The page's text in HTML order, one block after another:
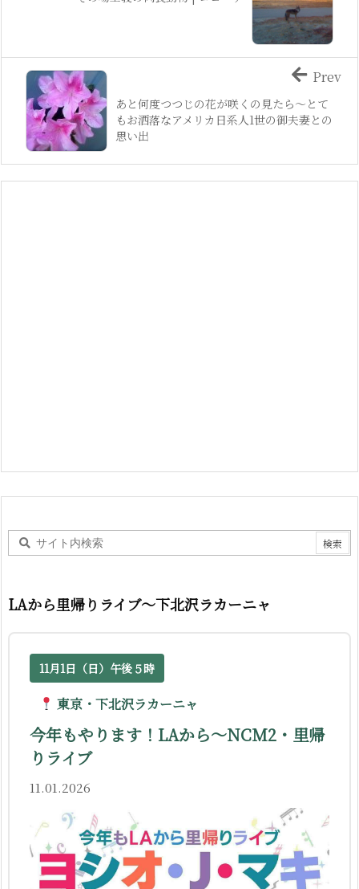
あと何度つつじの花が咲くの見たら〜とて
もお洒落なアメリカ日系人1世の御夫妻との
思い出
Prev
LAから里帰りライブ〜下北沢ラカーニャ
11月1日（日）午後５時
東京・下北沢ラカーニャ
今年もやります！LAから〜NCM2・里帰
りライブ
11.01.2026